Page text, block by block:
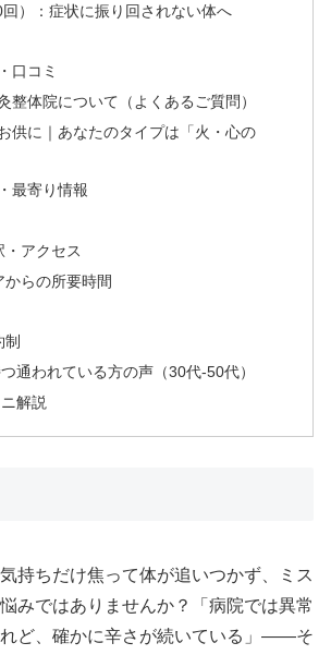
）：症状に振り回されない体へ
口コミ
整体院について（よくあるご質問）
供に｜あなたのタイプは「火・心の
最寄り情報
・アクセス
からの所要時間
制
通われている方の声（30代-50代）
解説
持ちだけ焦って体が追いつかず、ミス
みではありませんか？「病院では異常
ど、確かに辛さが続いている」——そ